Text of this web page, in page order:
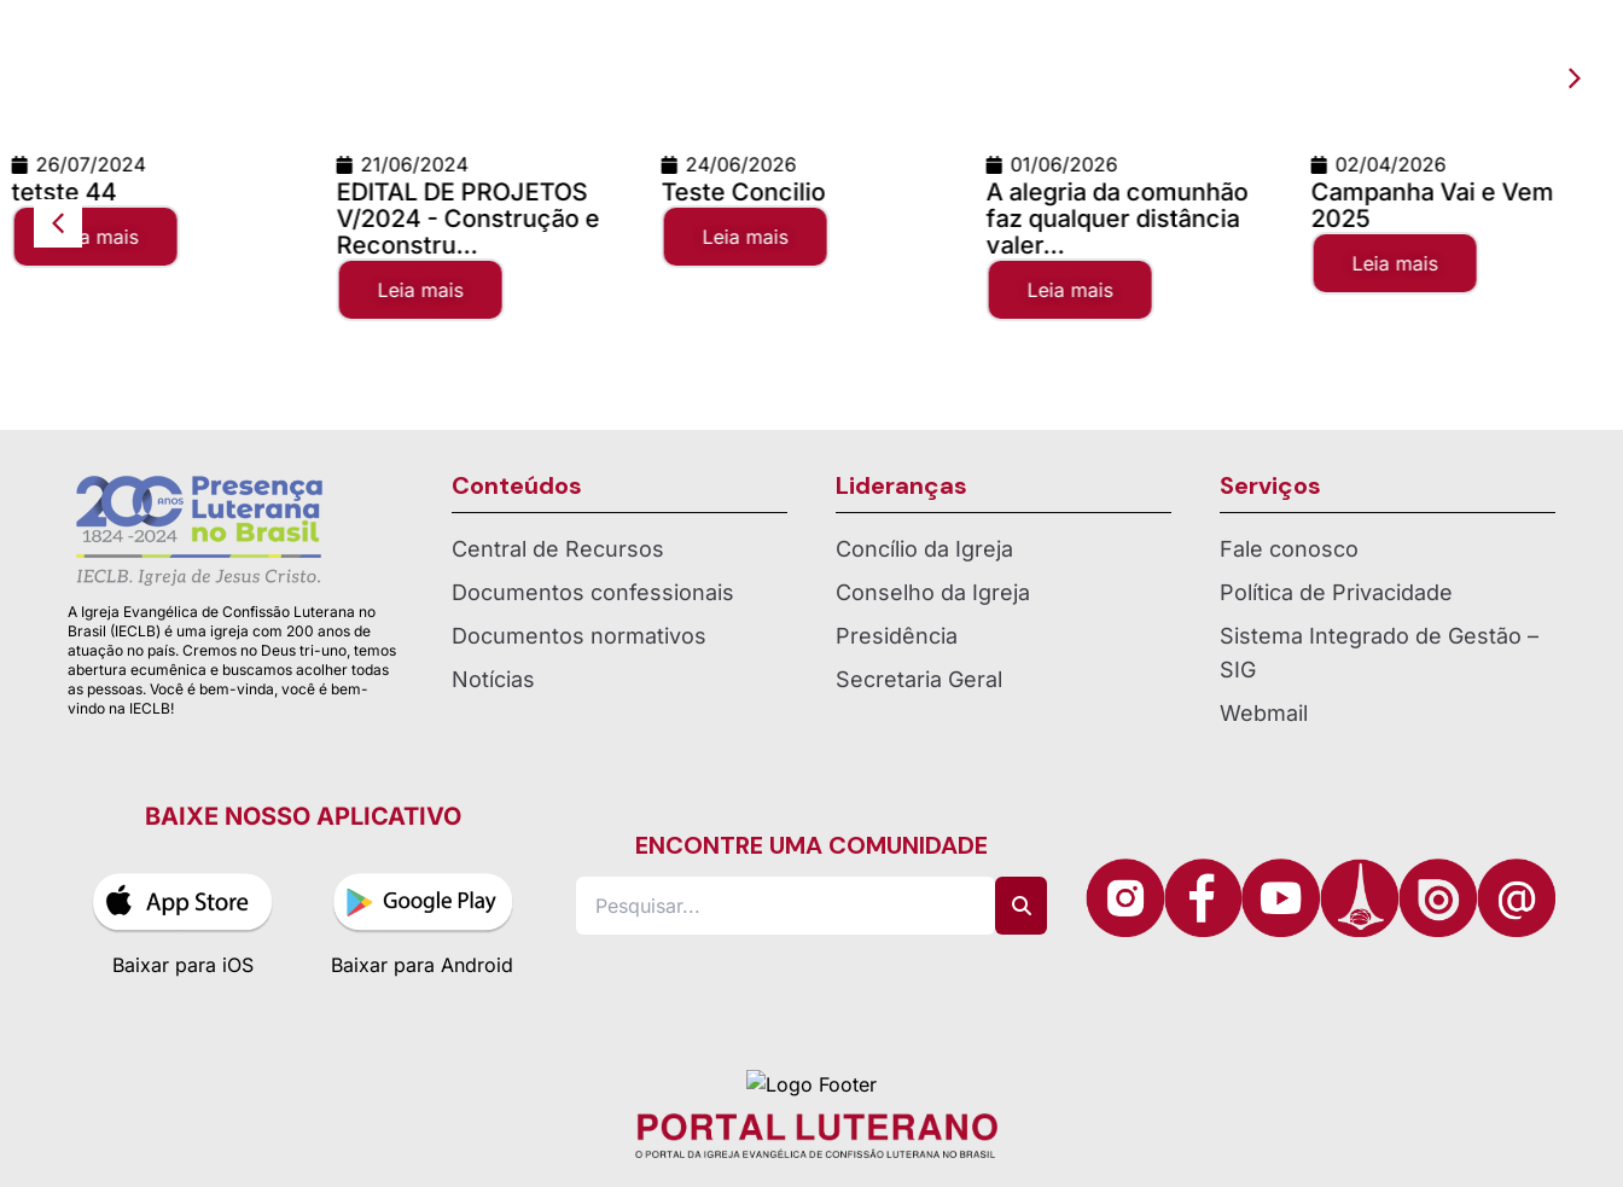
21/06/2024
EDITAL DE PROJETOS
V/2024 - Construção e
Reconstru...
24/06/2026
Teste Concilio
Leia mais
01/06/2026
A alegria da comunhão
faz qualquer distância
valer...
02/04/2026
Campanha Vai e Vem
2025
Leia mais
09/03/2026
Teste com imagem
Leia mais
A Igreja Evangélica de Confissão Luterana no
Brasil (IECLB) é uma igreja com 200 anos de
atuação no país. Cremos no Deus tri-uno, temos
abertura ecumênica e buscamos acolher todas
as pessoas. Você é bem-vinda, você é bem-
vindo na IECLB!
Conteúdos
Central de Recursos
Documentos confessionais
Documentos normativos
Notícias
Lideranças
Concílio da Igreja
Conselho da Igreja
Presidência
Secretaria Geral
Serviços
Fale conosco
Política de Privacidade
Sistema Integrado de Gestão –
SIG
Webmail
BAIXE NOSSO APLICATIVO
Baixar para iOS Baixar para Android
ENCONTRE UMA COMUNIDADE